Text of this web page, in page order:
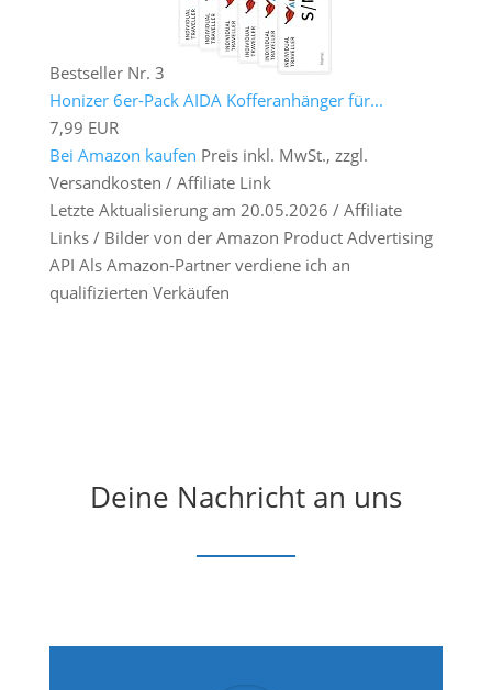
Bestseller Nr. 3
Honizer 6er-Pack AIDA Kofferanhänger für...
7,99 EUR
Bei Amazon kaufen Preis inkl. MwSt., zzgl.
Versandkosten / Affiliate Link
Letzte Aktualisierung am 20.05.2026 / Affiliate
Links / Bilder von der Amazon Product Advertising
API Als Amazon-Partner verdiene ich an
qualifizierten Verkäufen
Deine Nachricht an uns